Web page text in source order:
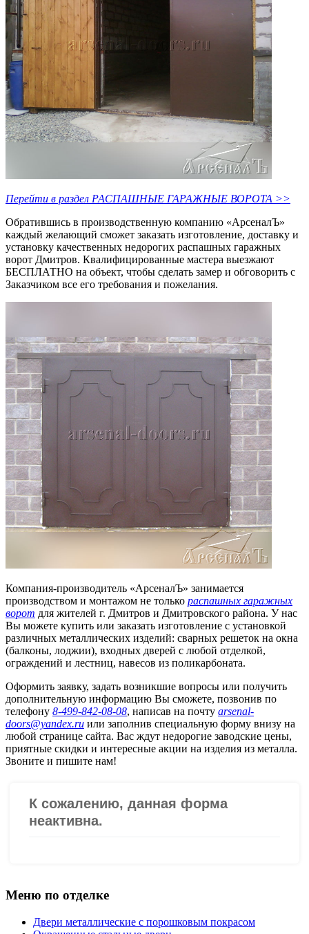
Перейти в раздел РАСПАШНЫЕ ГАРАЖНЫЕ ВОРОТА >>
Обратившись в производственную компанию «АрсеналЪ»
каждый желающий сможет заказать изготовление, доставку и
установку качественных недорогих распашных гаражных
ворот Дмитров. Квалифицированные мастера выезжают
БЕСПЛАТНО на объект, чтобы сделать замер и обговорить с
Заказчиком все его требования и пожелания.
Компания-производитель «АрсеналЪ» занимается
производством и монтажом не только распашных гаражных
ворот для жителей г. Дмитров и Дмитровского района. У нас
Вы можете купить или заказать изготовление с установкой
различных металлических изделий: сварных решеток на окна
(балконы, лоджии), входных дверей с любой отделкой,
ограждений и лестниц, навесов из поликарбоната.
Оформить заявку, задать возникшие вопросы или получить
дополнительную информацию Вы сможете, позвонив по
телефону 8-499-842-08-08, написав на почту arsenal-
doors@yandex.ru или заполнив специальную форму внизу на
любой странице сайта. Вас ждут недорогие заводские цены,
приятные скидки и интересные акции на изделия из металла.
Звоните и пишите нам!
Меню по отделке
Двери металлические с порошковым покрасом